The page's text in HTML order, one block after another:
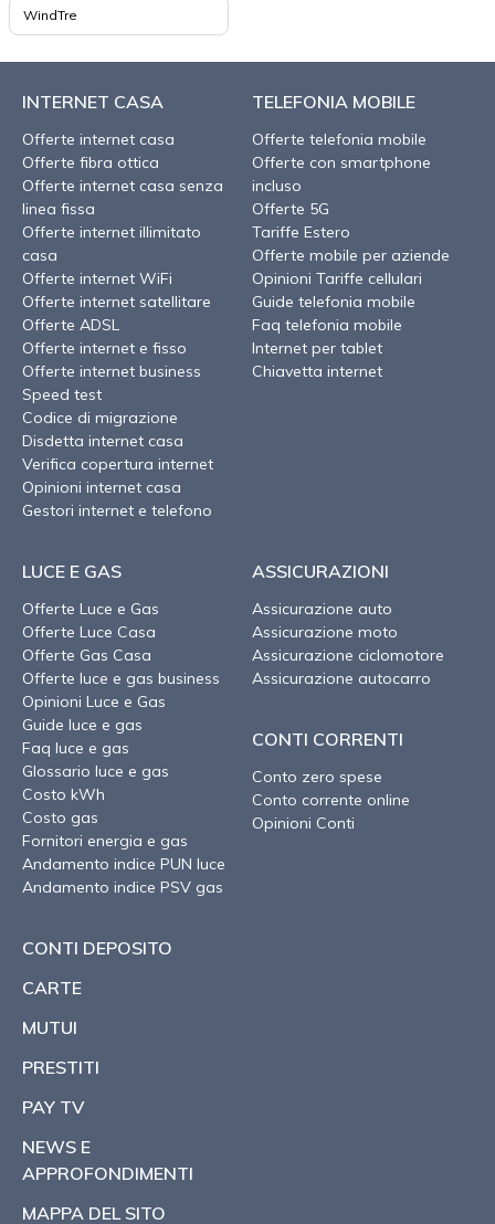
WindTre
INTERNET CASA
Offerte internet casa
Offerte fibra ottica
Offerte internet casa senza
linea fissa
Offerte internet illimitato
casa
Offerte internet WiFi
Offerte internet satellitare
Offerte ADSL
Offerte internet e fisso
Offerte internet business
Speed test
Codice di migrazione
Disdetta internet casa
Verifica copertura internet
Opinioni internet casa
Gestori internet e telefono
TELEFONIA MOBILE
Offerte telefonia mobile
Offerte con smartphone
incluso
Offerte 5G
Tariffe Estero
Offerte mobile per aziende
Opinioni Tariffe cellulari
Guide telefonia mobile
Faq telefonia mobile
Internet per tablet
Chiavetta internet
LUCE E GAS
Offerte Luce e Gas
Offerte Luce Casa
Offerte Gas Casa
Offerte luce e gas business
Opinioni Luce e Gas
Guide luce e gas
Faq luce e gas
Glossario luce e gas
Costo kWh
Costo gas
Fornitori energia e gas
Andamento indice PUN luce
Andamento indice PSV gas
ASSICURAZIONI
Assicurazione auto
Assicurazione moto
Assicurazione ciclomotore
Assicurazione autocarro
CONTI CORRENTI
Conto zero spese
Conto corrente online
Opinioni Conti
CONTI DEPOSITO
CARTE
MUTUI
PRESTITI
PAY TV
NEWS E
APPROFONDIMENTI
MAPPA DEL SITO